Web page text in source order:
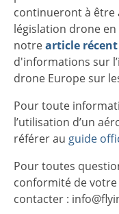
continueront à être
législation drone
notrearticle récent
d'informations sur
drone Europe sur
Pour toute
l’utilisation d’un
référer au guide
Pour toutes
conformité de votre
contacter :